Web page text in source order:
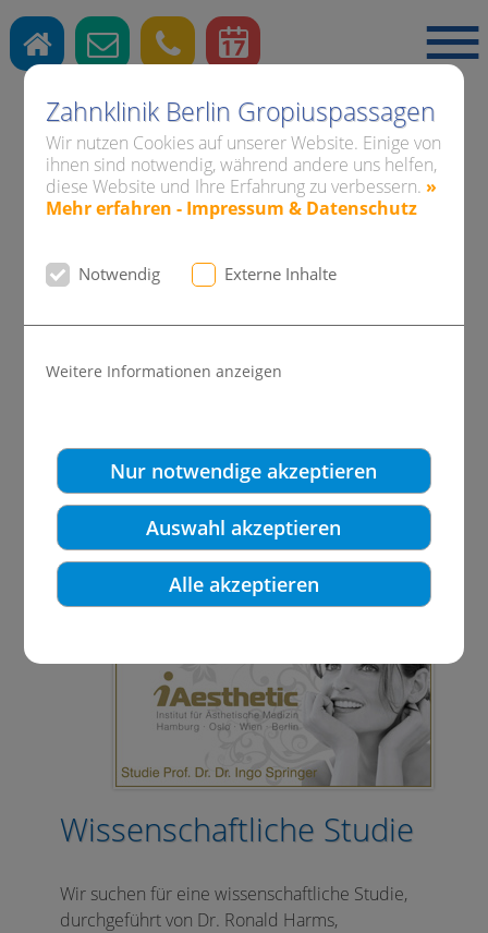
Zahnklinik Berlin Gropiuspassagen
Wir nutzen Cookies auf unserer Website. Einige von
ihnen sind notwendig, während andere uns helfen,
diese Website und Ihre Erfahrung zu verbessern. »
Mehr erfahren - Impressum & Datenschutz
Notwendig Externe Inhalte
Weitere Informationen anzeigen
Nur notwendige akzeptieren
Auswahl akzeptieren
Alle akzeptieren
Zahnärzte ·Kieferorthopädie · Implantate
Wissenschaftliche Studie
Wir suchen für eine wissenschaftliche Studie,
durchgeführt von Dr. Ronald Harms,